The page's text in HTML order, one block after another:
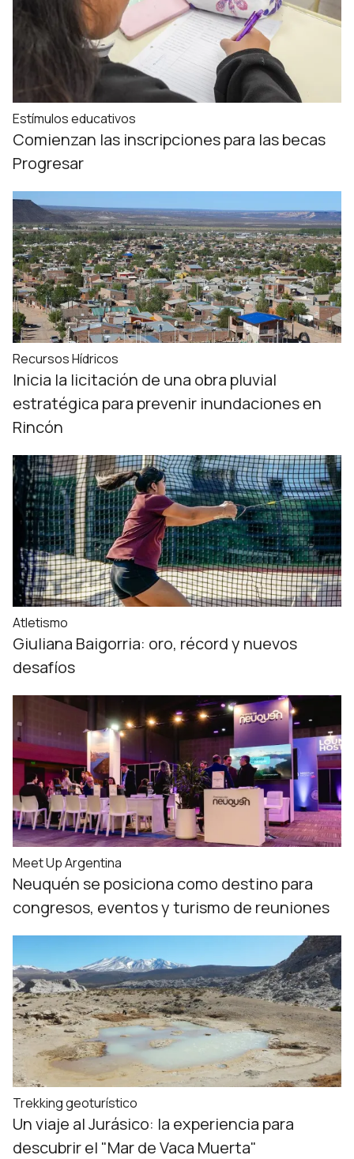
Estímulos educativos
Comienzan las inscripciones para las becas
Progresar
Recursos Hídricos
Inicia la licitación de una obra pluvial
estratégica para prevenir inundaciones en
Rincón
Atletismo
Giuliana Baigorria: oro, récord y nuevos
desafíos
Meet Up Argentina
Neuquén se posiciona como destino para
congresos, eventos y turismo de reuniones
Trekking geoturístico
Un viaje al Jurásico: la experiencia para
descubrir el "Mar de Vaca Muerta"